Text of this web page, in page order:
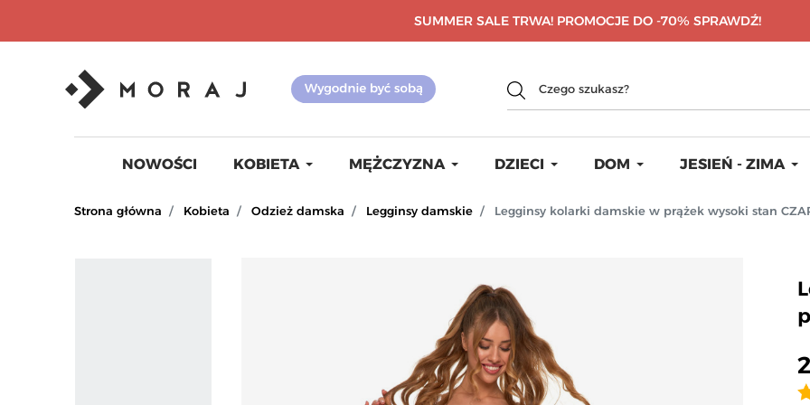
SUMMER SALE TRWA! PROMOCJE DO -70% SPRAWDŹ!
NOWOŚCI KOBIETA MĘŻCZYZNA DZIECI DOM JESIEŃ - ZIMA
Strona główna Kobieta Odzież damska Legginsy damskie Legginsy kolarki damskie w prążek wysoki stan